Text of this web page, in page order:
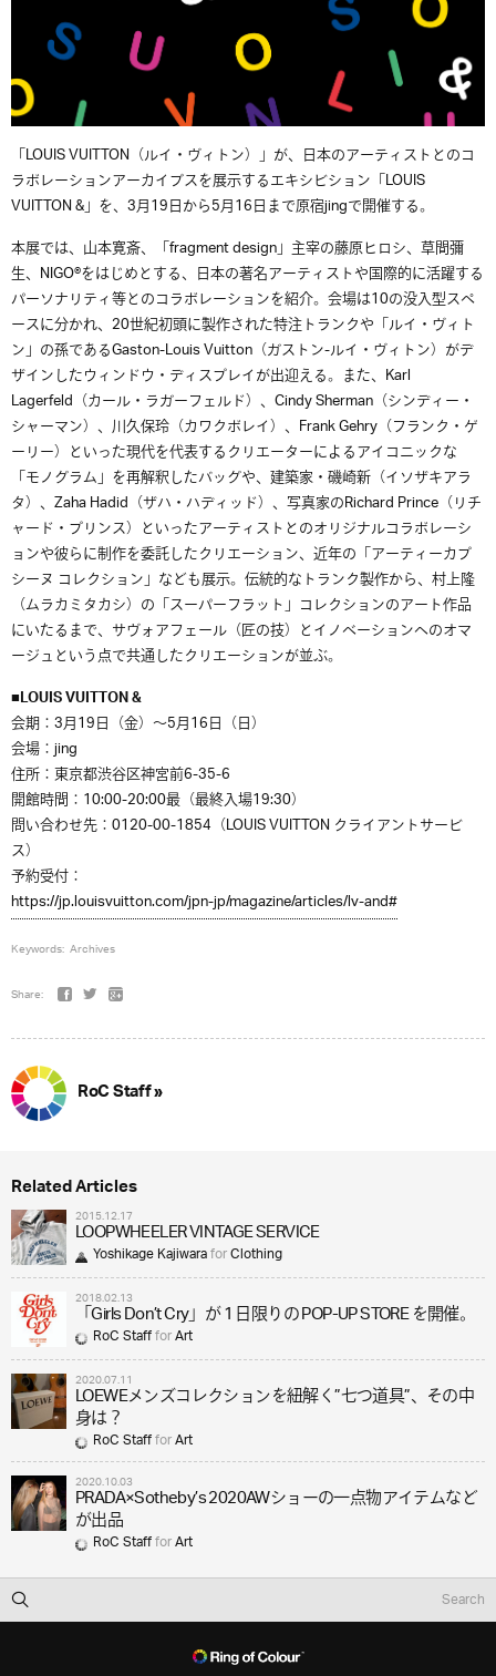
「LOUIS VUITTON（ルイ・ヴィトン）」が、日本のアーティストとのコ
ラボレーションアーカイブスを展示するエキシビション「LOUIS
VUITTON &」を、3月19日から5月16日まで原宿jingで開催する。
本展では、山本寛斎、「fragment design」主宰の藤原ヒロシ、草間彌
生、NIGO®をはじめとする、日本の著名アーティストや国際的に活躍する
パーソナリティ等とのコラボレーションを紹介。会場は10の没入型スペ
ースに分かれ、20世紀初頭に製作された特注トランクや「ルイ・ヴィト
ン」の孫であるGaston-Louis Vuitton（ガストン-ルイ・ヴィトン）がデ
ザインしたウィンドウ・ディスプレイが出迎える。また、Karl
Lagerfeld（カール・ラガーフェルド）、Cindy Sherman（シンディー・
シャーマン）、川久保玲（カワクボレイ）、Frank Gehry（フランク・ゲ
ーリー）といった現代を代表するクリエーターによるアイコニックな
「モノグラム」を再解釈したバッグや、建築家・磯崎新（イソザキアラ
タ）、Zaha Hadid（ザハ・ハディッド）、写真家のRichard Prince（リチ
ャード・プリンス）といったアーティストとのオリジナルコラボレーシ
ョンや彼らに制作を委託したクリエーション、近年の「アーティーカプ
シーヌ コレクション」なども展示。伝統的なトランク製作から、村上隆
（ムラカミタカシ）の「スーパーフラット」コレクションのアート作品
にいたるまで、サヴォアフェール（匠の技）とイノベーションへのオマ
ージュという点で共通したクリエーションが並ぶ。
■LOUIS VUITTON &
会期：3月19日（金）〜5月16日（日）
会場：jing
住所：東京都渋谷区神宮前6-35-6
開館時間：10:00-20:00最（最終入場19:30）
問い合わせ先：0120-00-1854（LOUIS VUITTON クライアントサービ
ス）
予約受付：
https://jp.louisvuitton.com/jpn-jp/magazine/articles/lv-and#
Keywords: Archives
Share:
RoC Staff »
Related Articles
2015.12.17
LOOPWHEELER VINTAGE SERVICE
Yoshikage KajiwaraforClothing
2018.02.13
「Girls Don’t Cry」が 1 日限りの POP-UP STORE を開催。
RoC StaffforArt
2020.07.11
LOEWEメンズコレクションを紐解く”七つ道具”、その中
身は？
RoC StaffforArt
2020.10.03
PRADA×Sotheby’s 2020AWショーの一点物アイテムなど
が出品
RoC StaffforArt